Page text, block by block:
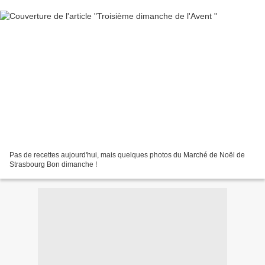
Pas de recettes aujourd'hui, mais quelques photos du Marché de Noël de
Strasbourg Bon dimanche !